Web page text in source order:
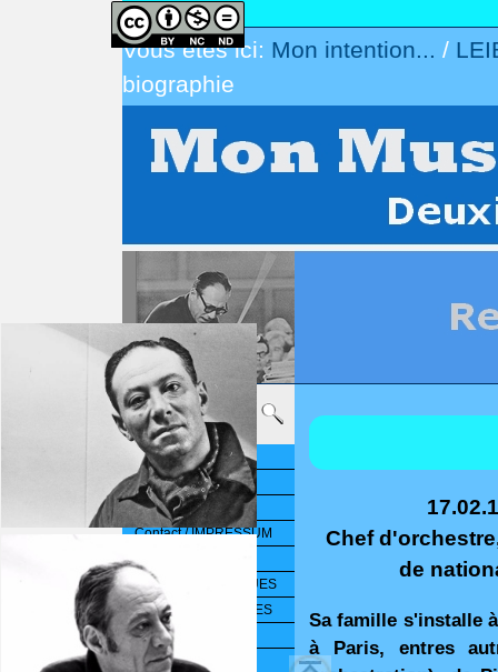
Vous êtes ici: Mon intention... /
biographie
Mon intention
CE REMANIEMENT
FLAC
Contact / IMPRESSUM
CHRONOLOGIE
PAGES THÉMATIQUES
PERLES D'ARCHIVES
A, répertoire
B, répertoire
Chef
de
Sa famille s'installe
à Paris, entres